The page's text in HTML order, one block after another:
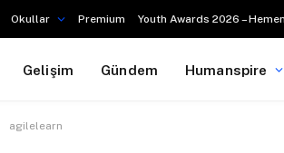
Okullar Premium Youth Awards 2026 –
Gelişim Gündem Humanspire
agilelearn